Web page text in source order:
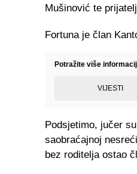
Mušinović te
Fortuna je član
Potražite više
VIJESTI
Podsjetimo, jučer
saobraćajnoj
bez roditelja ostao